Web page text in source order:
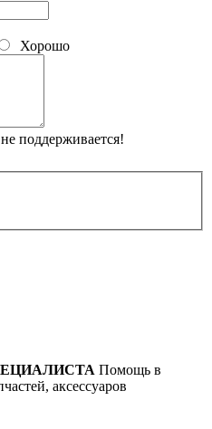
Хорошо
поддерживается!
Помощь в
аксессуаров